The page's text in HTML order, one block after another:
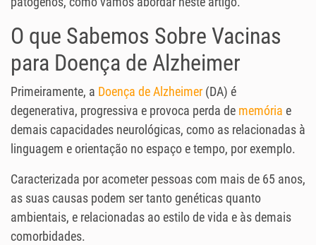
O que Sabemos Sobre Vacinas
para Doença de Alzheimer
Primeiramente, a Doença de Alzheimer (DA) é
degenerativa, progressiva e provoca perda de memória e
demais capacidades neurológicas, como as relacionadas à
linguagem e orientação no espaço e tempo, por exemplo.
Caracterizada por acometer pessoas com mais de 65 anos,
as suas causas podem ser tanto genéticas quanto
ambientais, e relacionadas ao estilo de vida e às demais
comorbidades.